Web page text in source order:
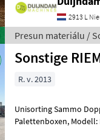
2913 L
Presun materiálu /
Sonstige
R. v. 2013
Unisorting Sammo Doppelkistenfüllmaschine Sammo Ladestation für
Palettenboxen, Modell: RIEMPITORE BINS RBCKistenbreite max 190